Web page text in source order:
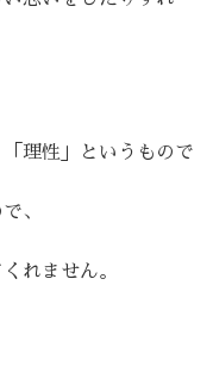
理性」というもので
、
れません。